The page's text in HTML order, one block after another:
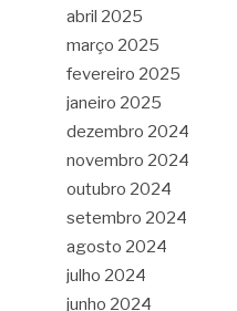
abril 2025
março 2025
fevereiro 2025
janeiro 2025
dezembro 2024
novembro 2024
outubro 2024
setembro 2024
agosto 2024
julho 2024
junho 2024